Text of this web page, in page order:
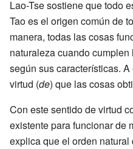
Lao-Tse sostiene que todo
Tao es el origen común de
manera, todas las cosas
naturaleza cuando
según sus características.
virtud (de) que las cosas
Con este sentido de virtud
existente para funcionar de
explica que el orden